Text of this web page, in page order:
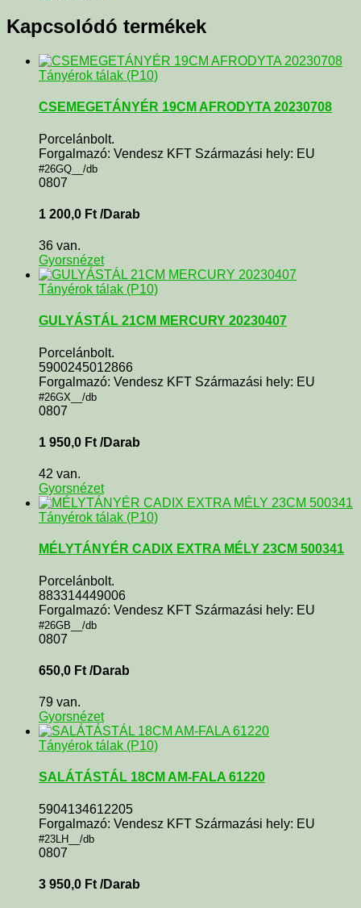
Kapcsolódó termékek
Tányérok tálak (P10)
CSEMEGETÁNYÉR 19CM AFRODYTA 20230708
Porcelánbolt.
Forgalmazó: Vendesz KFT Származási hely: EU
#26GQ__/db
0807
1 200,0 Ft /Darab
36 van.
Gyorsnézet
Tányérok tálak (P10)
GULYÁSTÁL 21CM MERCURY 20230407
Porcelánbolt.
5900245012866
Forgalmazó: Vendesz KFT Származási hely: EU
#26GX__/db
0807
1 950,0 Ft /Darab
42 van.
Gyorsnézet
Tányérok tálak (P10)
MÉLYTÁNYÉR CADIX EXTRA MÉLY 23CM 500341
Porcelánbolt.
883314449006
Forgalmazó: Vendesz KFT Származási hely: EU
#26GB__/db
0807
650,0 Ft /Darab
79 van.
Gyorsnézet
Tányérok tálak (P10)
SALÁTÁSTÁL 18CM AM-FALA 61220
5904134612205
Forgalmazó: Vendesz KFT Származási hely: EU
#23LH__/db
0807
3 950,0 Ft /Darab